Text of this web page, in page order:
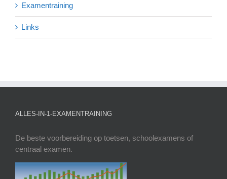
Examentraining
Links
ALLES-IN-1-EXAMENTRAINING
De beste voorbereiding op toetsen, schoolexamens of
centraal examen.